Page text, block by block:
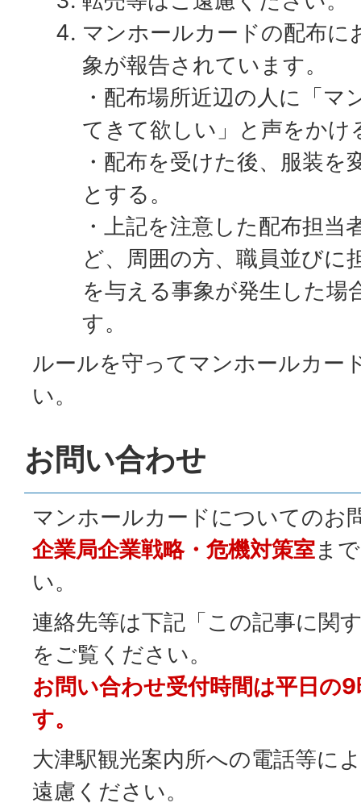
マンホールカードの配布に
象が報告されています。
・配布場所近辺の人に「
てきて欲しい」と声をかけ
・配布を受けた後、服装
とする。
・上記を注意した配布担当
ど、周囲の方、職員並びに
を与える事象が発生した場
す。
ルールを守ってマンホールカー
い。
お問い合わせ
マンホールカードについてのお
企業局企業戦略・危機対策室ま
い。
連絡先等は下記「この記事に関
をご覧ください。
お問い合わせ受付時間は平日の
す。
大津駅観光案内所への電話等に
遠慮ください。